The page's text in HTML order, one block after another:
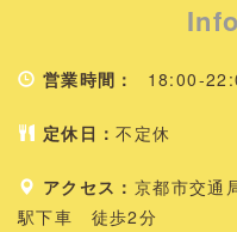
営業時間： 18:00-
定休日：不定休
アクセス： 京都市交通
駅下車 徒歩2分